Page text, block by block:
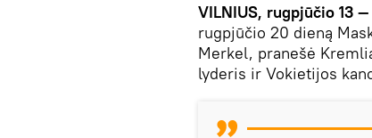
VILNIUS, rugpjūčio 13
rugpjūčio 20 dieną
Merkel, pranešė
lyderis ir Vokietijos